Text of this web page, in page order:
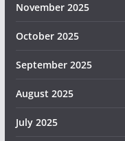
November 2025
October 2025
September 2025
August 2025
July 2025